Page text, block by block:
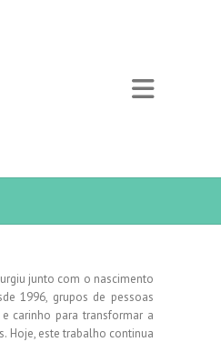
junto com o nascimento
1996, grupos de pessoas
carinho para transformar a
Hoje, este trabalho continua